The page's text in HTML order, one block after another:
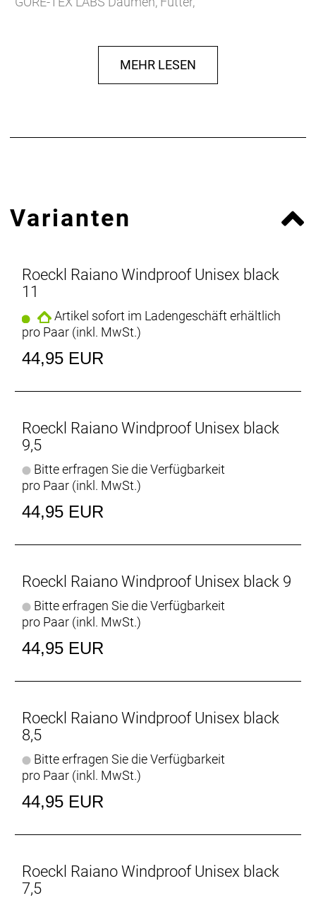
Herstellerdaten gem. GPSR
Roeckl Sporthandschuhe GmbH & Co. KG
MEHR LESEN
Varianten
Roeckl Raiano Windproof Unisex black
11
Artikel sofort im Ladengeschäft erhältlich
pro Paar (inkl. MwSt.)
44,95 EUR
Roeckl Raiano Windproof Unisex black
9,5
Bitte erfragen Sie die Verfügbarkeit
pro Paar (inkl. MwSt.)
44,95 EUR
Roeckl Raiano Windproof Unisex black 9
Bitte erfragen Sie die Verfügbarkeit
pro Paar (inkl. MwSt.)
44,95 EUR
Roeckl Raiano Windproof Unisex black
8,5
Bitte erfragen Sie die Verfügbarkeit
pro Paar (inkl. MwSt.)
44,95 EUR
Roeckl Raiano Windproof Unisex black
7,5